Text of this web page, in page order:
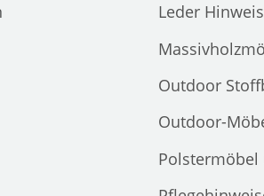
Leder
Outdoor
Outdoor-
Polstermöbel